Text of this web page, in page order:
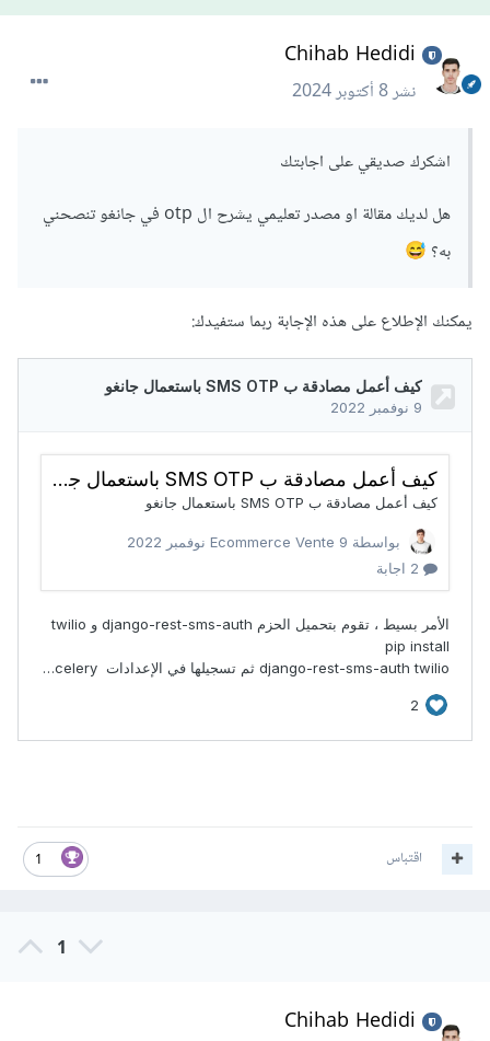
Chihab Hedidi
نشر8 أكتوبر 2024
اشكرك صديقي على اجابتك
هل لديك مقالة او مصدر تعليمي يشرح ال otp في جانغو تنصحني
به؟ 😅
يمكنك الإطلاع على هذه الإجابة ربما ستفيدك:
1 اقتباس
1
Chihab Hedidi